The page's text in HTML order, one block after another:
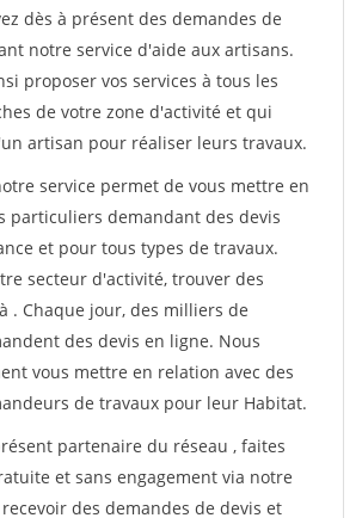
dès à présent des demandes de
notre service d'aide aux artisans.
proposer vos services à tous les
de votre zone d'activité et qui
artisan pour réaliser leurs travaux.
service permet de vous mettre en
particuliers demandant des devis
et pour tous types de travaux.
secteur d'activité, trouver des
. Chaque jour, des milliers de
des devis en ligne. Nous
vous mettre en relation avec des
de travaux pour leur Habitat.
partenaire du réseau , faites
et sans engagement via notre
des demandes de devis et